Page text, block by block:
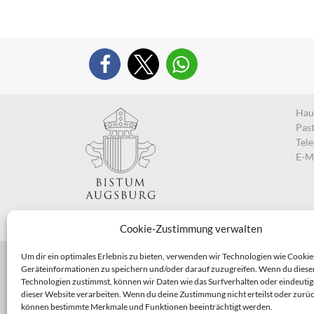
Cookie-Zustimmung verwalten
Um dir ein optimales Erlebnis zu bieten, verwenden wir Technologien wie
Geräteinformationen zu speichern und/oder darauf zuzugreifen. Wenn du
Technologien zustimmst, können wir Daten wie das Surfverhalten oder
dieser Website verarbeiten. Wenn du deine Zustimmung nicht erteilst oder
können bestimmte Merkmale und Funktionen beeinträchtigt werden.
E-